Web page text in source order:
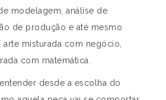
modelagem, análise de
de produção e até mesmo
arte misturada com negócio,
com matemática.
desde a escolha do